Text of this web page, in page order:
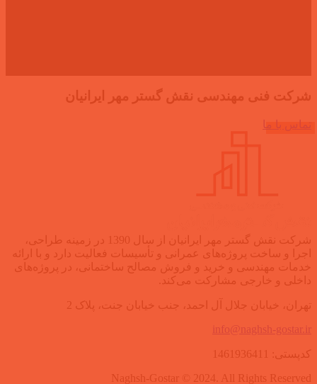
شرکت فنی مهندسی نقش گستر مهر ایرانیان
تماس با ما
شرکت نقش گستر مهر ایرانیان از سال 1390 در زمینه طراحی،
اجرا و ساخت پروژه‌های عمرانی و تأسیسات فعالیت دارد و با ارائه
خدمات مهندسی و خرید و فروش مصالح ساختمانی، در پروژه‌های
داخلی و خارجی مشارکت می‌کند.
تهران، خیابان جلال آل احمد، جنب خیابان جنت، پلاک 2
info@naghsh-gostar.ir
کدپستی: 1461936411
Naghsh-Gostar © 2024. All Rights Reserved